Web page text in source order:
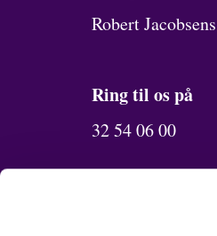
Robert
Ring til os på
32 54 06 00